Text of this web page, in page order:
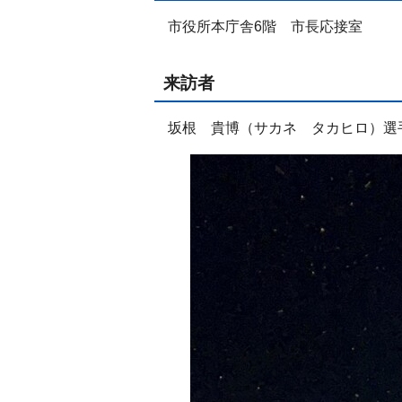
市役所本庁舎6階 市長応接室
来訪者
坂根 貴博（サカネ タカヒロ）選